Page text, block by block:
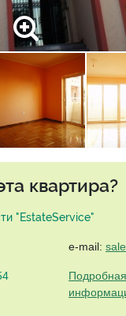
квартира?
"EstateService"
e-mail: